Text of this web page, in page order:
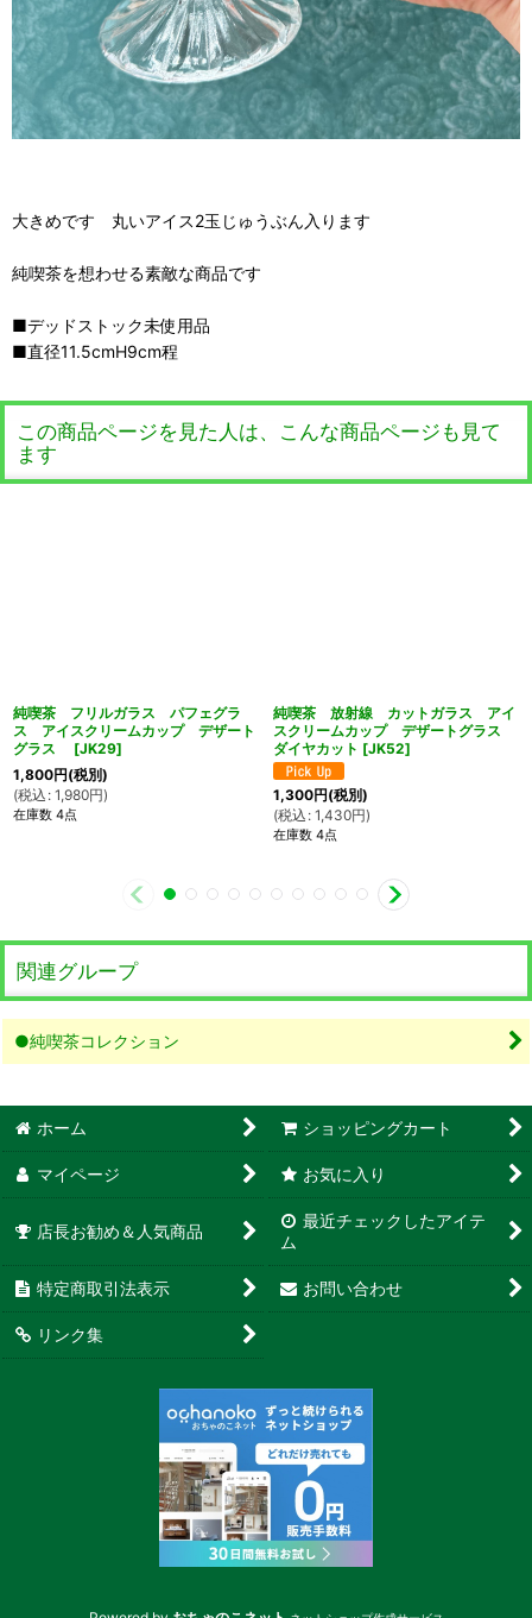
大きめです 丸いアイス2玉じゅうぶん入ります
純喫茶を想わせる素敵な商品です
■デッドストック未使用品
■直径11.5cmH9cm程
この商品ページを見た人は、こんな商品ページも見て
ます
純喫茶 フリルガラス パフェグラ
ス アイスクリームカップ デザート
グラス
[JK29]
1,800円(税別)
(税込 : 1,980円)
在庫数 4点
純喫茶 放射線 カットガラス アイ
スクリームカップ デザートグラス
ダイヤカット [JK52]
1,300円(税別)
(税込 : 1,430円)
在庫数 4点
関連グループ
●純喫茶コレクション
ホーム ショッピングカート
マイページ お気に入り
店長お勧め＆人気商品
最近チェックしたアイテ
ム
特定商取引法表示 お問い合わせ
リンク集